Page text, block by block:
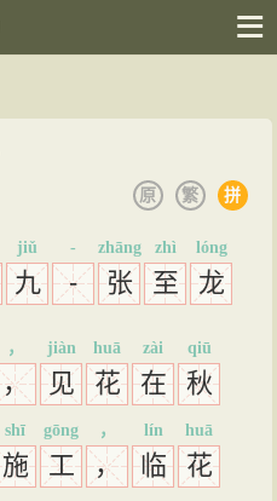
拼
繁
原
九
jiǔ
-
-
张
zhāng
至
zhì
龙
lóng
，
，
见
jiàn
花
huā
在
zài
秋
qiū
施
shī
工
gōng
，
，
临
lín
花
huā